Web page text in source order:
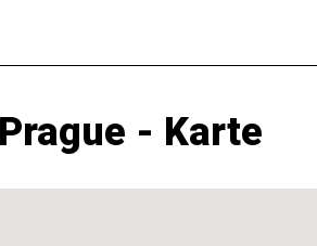
- Karte